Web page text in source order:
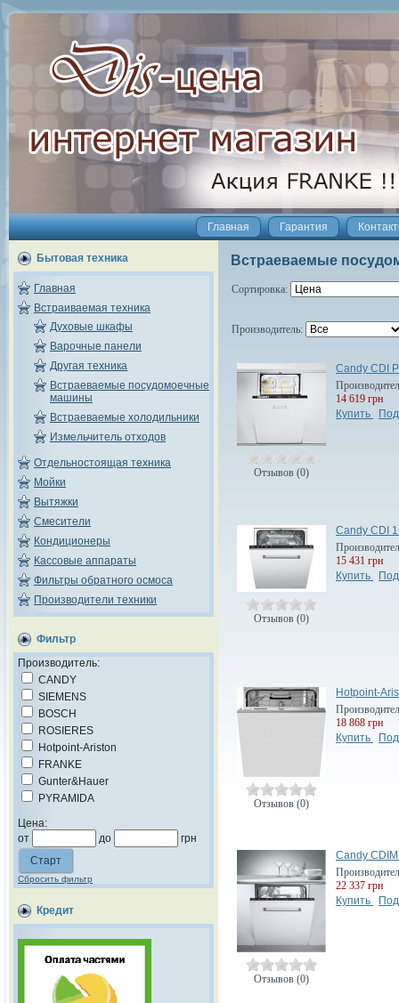
Главная Гарантия
Бытовая техника
Главная
Встраиваемая техника
Духовые шкафы
Варочные панели
Другая техника
Встраеваемые посудомоечные
машины
Встраеваемые холодильники
Измельчитель отходов
Отдельностоящая техника
Мойки
Вытяжки
Смесители
Кондиционеры
Кассовые аппараты
Фильтры обратного осмоса
Производители техники
Фильтр
Производитель:
CANDY
SIEMENS
BOSCH
ROSIERES
Hotpoint-Ariston
FRANKE
Gunter&Hauer
PYRAMIDA
Цена:
от
до грн
Сбросить фильтр
Кредит
Встраеваемые
Сортировка:
Производитель:
Отзывов (0)
Candy CDI
14 619 грн
Купить
Отзывов (0)
Candy CDI
15 431 грн
Купить
Отзывов (0)
Hotpoint-
18 868 грн
Купить
Отзывов (0)
Candy
22 337 грн
Купить